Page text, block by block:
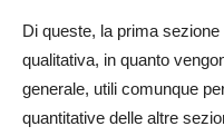
Di queste, la prima
qualitativa, in quanto
generale, utili comunque
quantitative delle altre